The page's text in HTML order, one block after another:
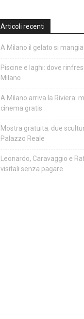
Articoli recenti
A Milano il gelato si
Piscine e laghi: dove
Milano
A Milano arriva la Riviera:
cinema gratis
Mostra gratuita: due
Palazzo Reale
Leonardo, Caravaggio e
visitali senza pagare